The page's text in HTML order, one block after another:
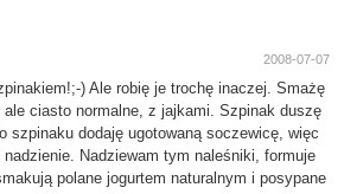
2008-07-07
) Ale robię je trochę inaczej. Smażę
ciasto normalne, z jajkami. Szpinak duszę
szpinaku dodaję ugotowaną soczewicę, więc
Nadziewam tym naleśniki, formuje
polane jogurtem naturalnym i posypane